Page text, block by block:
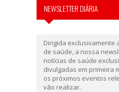
NEWSLETTER DIÁRIA
Dirigida exclusivamente
de saúde, a nossa
notícias de saúde
divulgadas em primeira
os próximos eventos
vão realizar.